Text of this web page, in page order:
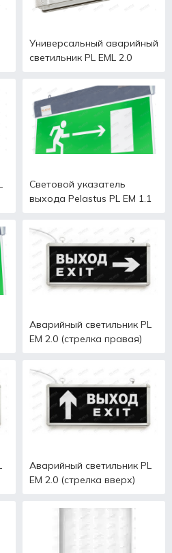
Универсальный аварийный
светильник PL EML 2.0
Световой указатель
выхода Pelastus PL EM 1.1
Аварийный светильник PL
EM 2.0 (стрелка правая)
Аварийный светильник PL
EM 2.0 (стрелка вверх)